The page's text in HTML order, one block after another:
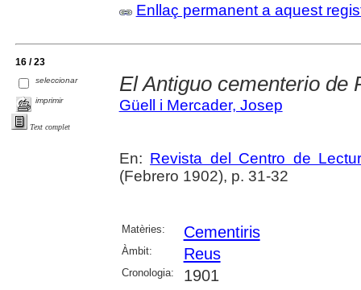
Enllaç permanent a aquest
16 / 23
seleccionar
imprimir
Text complet
El Antiguo cementerio de
Güell i Mercader, Josep
En: Revista del Centro de
(Febrero 1902), p. 31-32
Matèries: Cementiris
Àmbit: Reus
Cronologia: 1901